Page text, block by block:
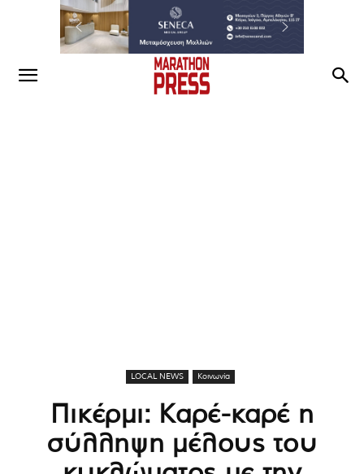
LOCAL NEWS Κοινωνία
Πικέρμι: Καρέ-καρέ η
σύλληψη μέλους του